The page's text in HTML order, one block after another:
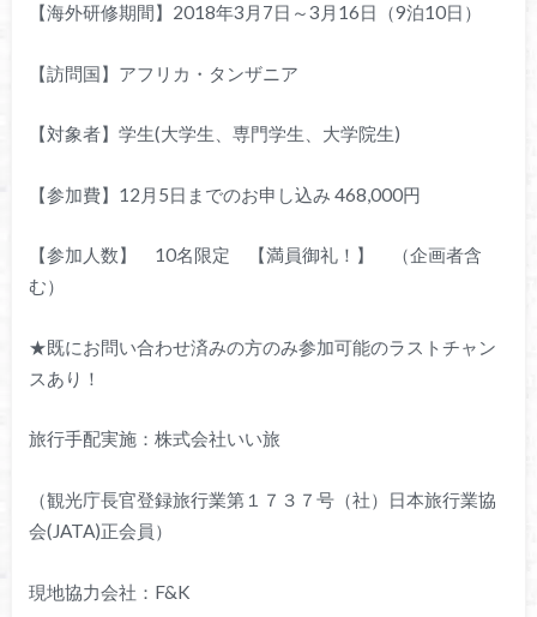
【海外研修期間】2018年3月7日～3月16日（9泊10日）
【訪問国】アフリカ・タンザニア
【対象者】学生(大学生、専門学生、大学院生)
【参加費】12月5日までのお申し込み 468,000円
【参加人数】 10名限定 【満員御礼！】 （企画者含
む）
★既にお問い合わせ済みの方のみ参加可能のラストチャン
スあり！
旅行手配実施：株式会社いい旅
（観光庁長官登録旅行業第１７３７号（社）日本旅行業協
会(JATA)正会員）
現地協力会社：F&K